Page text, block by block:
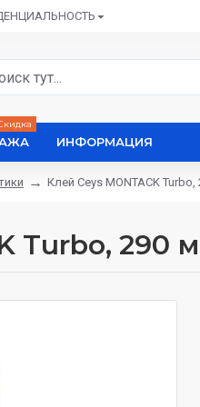
ИНФОРМАЦИЯ
Клей Ceys MONTACK Turbo,
Turbo, 290